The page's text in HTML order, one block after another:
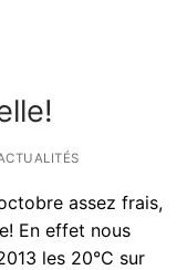
assez frais,
En effet nous
les 20°C sur